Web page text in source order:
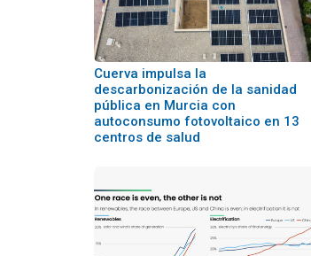
Cuerva impulsa la
descarbonización de la sanidad
pública en Murcia con
autoconsumo fotovoltaico en 13
centros de salud